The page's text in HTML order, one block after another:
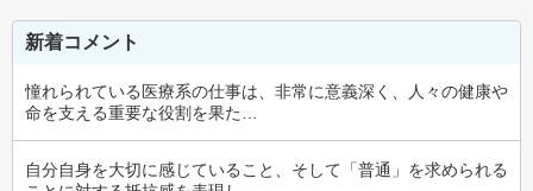
新着コメント
憧れられている医療系の仕事は、非常に意義深く、人々の健康や
命を支える重要な役割を果た…
自分自身を大切に感じていること、そして「普通」を求められる